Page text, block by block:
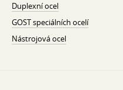
Duplexní ocel
GOST speciálních ocelí
Nástrojová ocel